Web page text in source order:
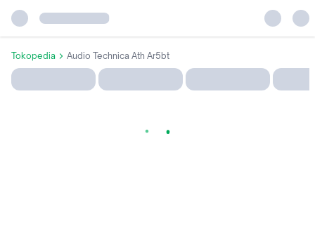
Tokopedia Audio Technica Ath Ar5bt